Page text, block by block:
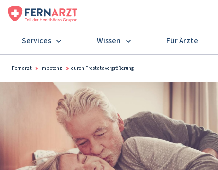
Services Wissen Für Ärzte
Fernarzt Impotenz durch Prostatavergrößerung